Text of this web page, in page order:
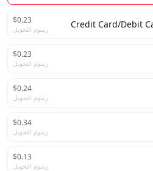
Credit Card/Debit
$0.23
رسوم التحويل
$0.23
رسوم التحويل
$0.24
رسوم التحويل
$0.34
رسوم التحويل
$0.13
رسوم التحويل